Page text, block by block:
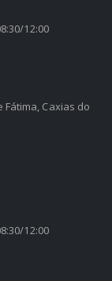
12:00
Fátima, Caxias do
12:00